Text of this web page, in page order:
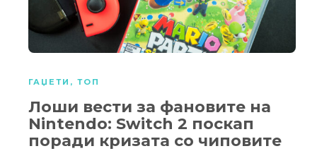
ГАЏЕТИ , ТОП
Лоши вести за фановите на
Nintendo: Switch 2 поскап
поради кризата со чиповите